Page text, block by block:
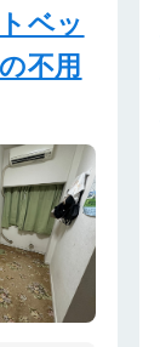
ベッ
不用